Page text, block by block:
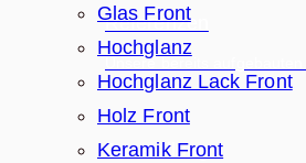
Referenzen
Unsere bereits aufgebauten
Ausstellung
Glas Front
Hochglanz
Hochglanz Lack Front
Holz Front
Keramik Front